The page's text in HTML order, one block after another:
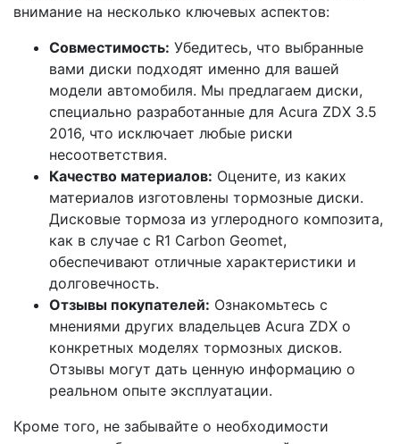
внимание на несколько ключевых аспектов:
Совместимость: Убедитесь, что выбранные
вами диски подходят именно для вашей
модели автомобиля. Мы предлагаем диски,
специально разработанные для Acura ZDX 3.5
2016, что исключает любые риски
несоответствия.
Качество материалов: Оцените, из каких
материалов изготовлены тормозные диски.
Дисковые тормоза из углеродного композита,
как в случае с R1 Carbon Geomet,
обеспечивают отличные характеристики и
долговечность.
Отзывы покупателей: Ознакомьтесь с
мнениями других владельцев Acura ZDX о
конкретных моделях тормозных дисков.
Отзывы могут дать ценную информацию о
реальном опыте эксплуатации.
Кроме того, не забывайте о необходимости